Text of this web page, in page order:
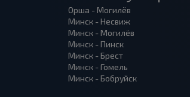
Орша - Могилёв
Минск - Несвиж
Минск - Могилёв
Минск - Пинск
Минск - Брест
Минск - Гомель
Минск - Бобруйск